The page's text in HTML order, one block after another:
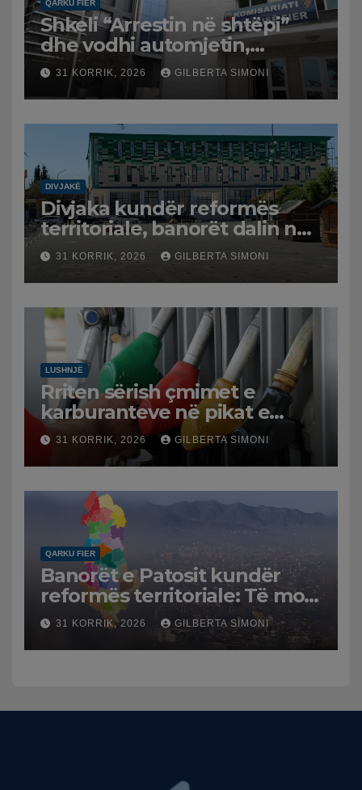
QARKU FIER
Shkeli “Arrestin në shtëpi”
dhe vodhi automjetin,
arrestohet 43-vjeçari
31 KORRIK, 2026 GILBERTA SIMONI
DIVJAKË
Divjaka kundër reformës
territoriale, banorët dalin në
protestë.
31 KORRIK, 2026 GILBERTA SIMONI
LUSHNJË
Rriten sërish çmimet e
karburanteve në pikat e
karburanteve në Lushnjë.
Tensionet në Lindjen e
Mesme shtrenjtojnë naftën
dhe benzinën në vend
31 KORRIK, 2026 GILBERTA SIMONI
QARKU FIER
Banorët e Patosit kundër
reformës territoriale: Të mos
humbasim identitetin e
qytetit
31 KORRIK, 2026 GILBERTA SIMONI